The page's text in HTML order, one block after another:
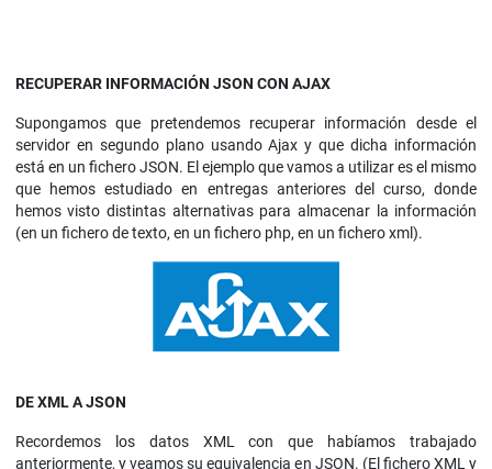
RECUPERAR INFORMACIÓN JSON CON AJAX
Supongamos que pretendemos recuperar información desde el
servidor en segundo plano usando Ajax y que dicha información
está en un fichero JSON. El ejemplo que vamos a utilizar es el mismo
que hemos estudiado en entregas anteriores del curso, donde
hemos visto distintas alternativas para almacenar la información
(en un fichero de texto, en un fichero php, en un fichero xml).
DE XML A JSON
Recordemos los datos XML con que habíamos trabajado
anteriormente, y veamos su equivalencia en JSON. (El fichero XML y